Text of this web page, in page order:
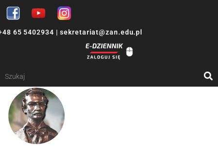
65 5402934 | sekretariat@zan.edu.pl